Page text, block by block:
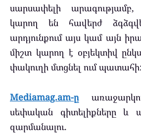
սարսափելի
կարող են հավերժ
արդյունքում այս կամ այն
միշտ կարող է օբյեկտիվ
փակուղի մտցնել ում պատահի:
Mediamag.am-ը
սեփական գիտելիքները և
զարմանալու.